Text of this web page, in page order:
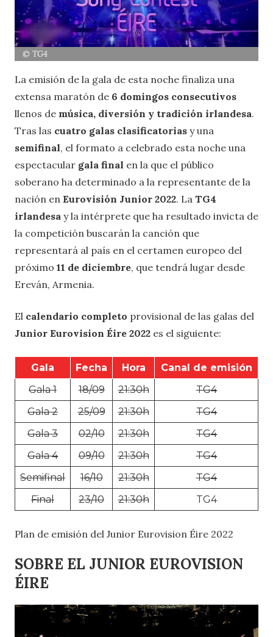
© TG4
La emisión de la gala de esta noche finaliza una
extensa maratón de 6 domingos consecutivos
llenos de música, diversión y tradición irlandesa.
Tras las cuatro galas clasificatorias y una
semifinal, el formato a celebrado esta noche una
espectacular gala final en la que el público
soberano ha determinado a la representante de la
nación en Eurovisión Junior 2022. La TG4
irlandesa y la intérprete que ha resultado invicta de
la competición buscarán la canción que
representará al país en el certamen europeo del
próximo 11 de diciembre, que tendrá lugar desde
Ereván, Armenia.
El calendario completo provisional de las galas del
Junior Eurovision Éire 2022 es el siguiente:
Gala Fecha Hora
Canal de emisión
Gala 1
18/09 21:30h
TG4
Gala 2
25/09 21:30h
TG4
Gala 3
02/10 21:30h
TG4
Gala 4
09/10 21:30h
TG4
Semifinal
16/10 21:30h
TG4
Final
23/10 21:30h TG4
Plan de emisión del Junior Eurovision Éire 2022
SOBRE EL JUNIOR EUROVISION
ÉIRE